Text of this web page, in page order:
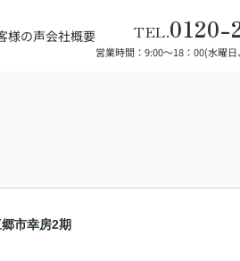
様の声会社概要 TEL.0120-
営業時間：9:00～18：00(水曜
市幸房2期